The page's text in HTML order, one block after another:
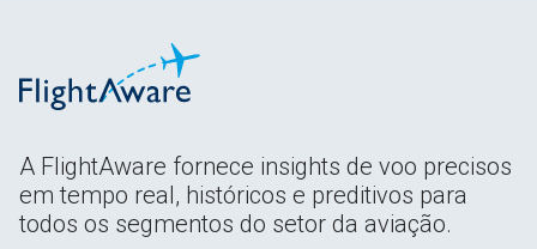
A FlightAware fornece insights de voo precisos
em tempo real, históricos e preditivos para
todos os segmentos do setor da aviação.